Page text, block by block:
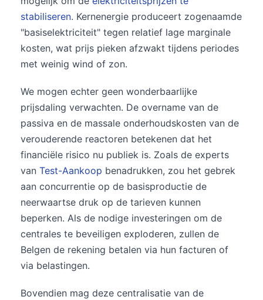
stabiliseren. Kernenergie produceert zogenaamde
"basiselektriciteit" tegen relatief lage marginale
kosten, wat prijs pieken afzwakt tijdens periodes
met weinig wind of zon.
We mogen echter geen wonderbaarlijke
prijsdaling verwachten. De overname van de
passiva en de massale onderhoudskosten van de
verouderende reactoren betekenen dat het
financiële risico nu publiek is. Zoals de experts
van Test-Aankoop benadrukken, zou het gebrek
aan concurrentie op de basisproductie de
neerwaartse druk op de tarieven kunnen
beperken. Als de nodige investeringen om de
centrales te beveiligen exploderen, zullen de
Belgen de rekening betalen via hun facturen of
via belastingen.
Bovendien mag deze centralisatie van de